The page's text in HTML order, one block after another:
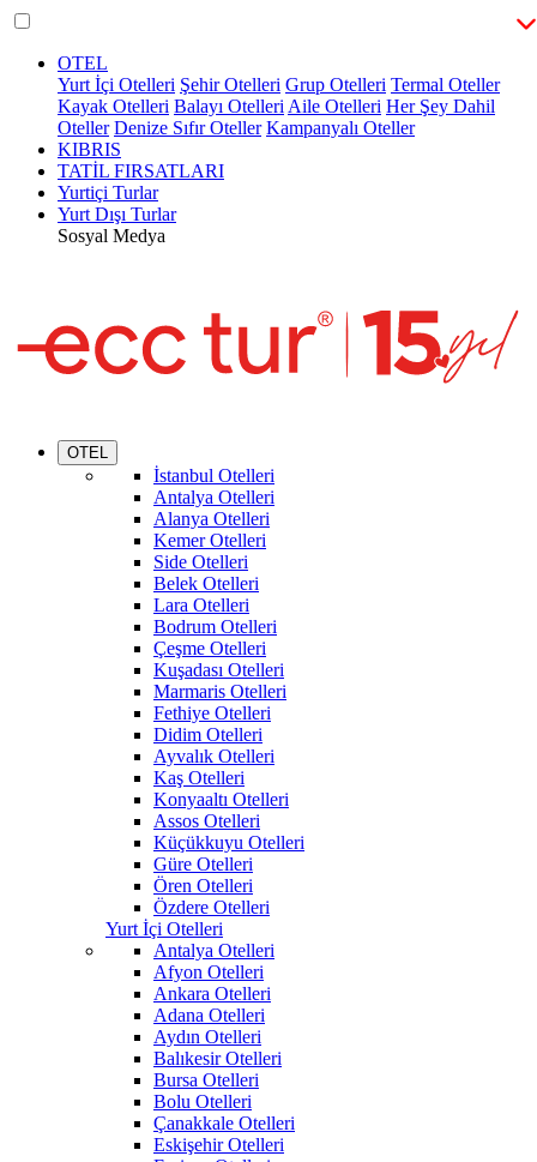
OTEL
Yurt İçi Otelleri Şehir Otelleri Grup Otelleri Termal Oteller
Kayak Otelleri Balayı Otelleri Aile Otelleri Her Şey Dahil
Oteller Denize Sıfır Oteller Kampanyalı Oteller
KIBRIS
TATİL FIRSATLARI
Yurtiçi Turlar
Yurt Dışı Turlar
Sosyal Medya
OTEL
İstanbul Otelleri
Antalya Otelleri
Alanya Otelleri
Kemer Otelleri
Side Otelleri
Belek Otelleri
Lara Otelleri
Bodrum Otelleri
Çeşme Otelleri
Kuşadası Otelleri
Marmaris Otelleri
Fethiye Otelleri
Didim Otelleri
Ayvalık Otelleri
Kaş Otelleri
Konyaaltı Otelleri
Assos Otelleri
Küçükkuyu Otelleri
Güre Otelleri
Ören Otelleri
Özdere Otelleri
Yurt İçi Otelleri
Antalya Otelleri
Afyon Otelleri
Ankara Otelleri
Adana Otelleri
Aydın Otelleri
Balıkesir Otelleri
Bursa Otelleri
Bolu Otelleri
Çanakkale Otelleri
Eskişehir Otelleri